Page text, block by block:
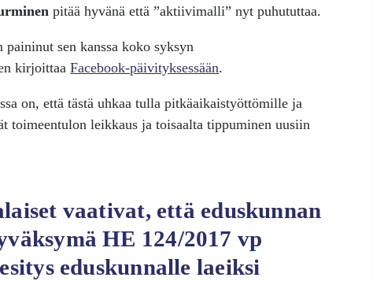
pitää hyvänä että ”aktiivimalli” nyt puhututtaa.
sen kanssa koko syksyn
kirjoittaaFacebook-päivityksessään.
on, että tästä uhkaa tulla pitkäaikaistyöttömille ja
toimeentulon leikkaus ja toisaalta tippuminen uusiin
vaativat, että eduskunnan
HE 124/2017 vp
eduskunnalle laeiksi